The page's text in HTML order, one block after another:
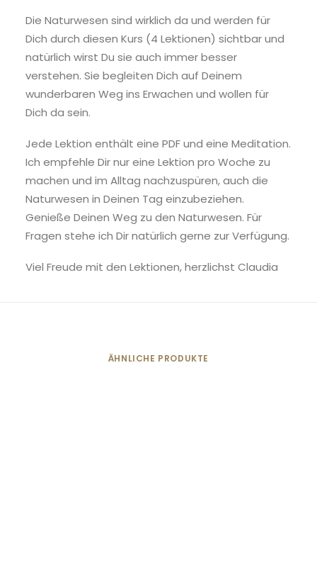
Die Naturwesen sind wirklich da und werden für
Dich durch diesen Kurs (4 Lektionen) sichtbar und
natürlich wirst Du sie auch immer besser
verstehen. Sie begleiten Dich auf Deinem
wunderbaren Weg ins Erwachen und wollen für
Dich da sein.
Jede Lektion enthält eine PDF und eine Meditation.
Ich empfehle Dir nur eine Lektion pro Woche zu
machen und im Alltag nachzuspüren, auch die
Naturwesen in Deinen Tag einzubeziehen.
Genieße Deinen Weg zu den Naturwesen. Für
Fragen stehe ich Dir natürlich gerne zur Verfügung.
Viel Freude mit den Lektionen, herzlichst Claudia
ÄHNLICHE PRODUKTE